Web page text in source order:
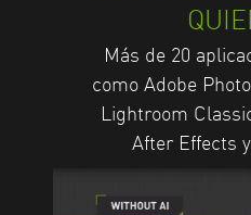
Más de 20
como Adobe
Lightroom
After Effects